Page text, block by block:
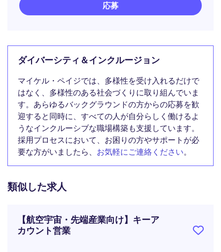
応募
ダイバーシティ＆インクルージョン
マイケル・ペイジでは、多様性を受け入れるだけで
はなく、多様性のある社会づくりに取り組んでいま
す。あらゆるバックグラウンドの方からの応募を歓
迎すると同時に、すべての人が自分らしく働けるよ
うなインクルーシブな職場構築も支援しています。
採用プロセスにおいて、お困りの方やサポートが必
要な方がいましたら、 お気軽にご連絡ください。
類似した求人
【航空宇宙・先端産業向け】キーア
カウント営業